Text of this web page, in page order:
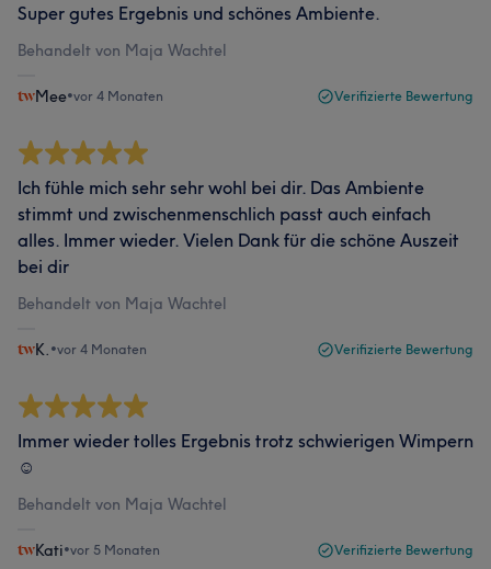
Super gutes Ergebnis und schönes Ambiente.
Behandelt von Maja Wachtel
Mee•vor 4 Monaten Verifizierte Bewertung
Ich fühle mich sehr sehr wohl bei dir. Das Ambiente
stimmt und zwischenmenschlich passt auch einfach
alles. Immer wieder. Vielen Dank für die schöne Auszeit
bei dir
Behandelt von Maja Wachtel
K. •vor 4 Monaten Verifizierte Bewertung
Immer wieder tolles Ergebnis trotz schwierigen Wimpern
☺️
Behandelt von Maja Wachtel
Kati•vor 5 Monaten Verifizierte Bewertung